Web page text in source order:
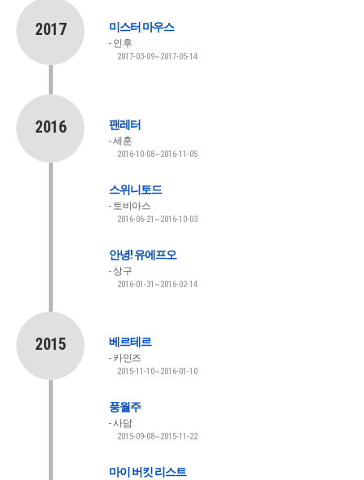
2017 미스터 마우스
인후
2017-03-09~2017-05-14
2016 팬레터
세훈
2016-10-08~2016-11-05
스위니토드
토비아스
2016-06-21~2016-10-03
안녕! 유에프오
상구
2016-01-31~2016-02-14
2015 베르테르
카인즈
2015-11-10~2016-01-10
풍월주
사담
2015-09-08~2015-11-22
마이 버킷 리스트